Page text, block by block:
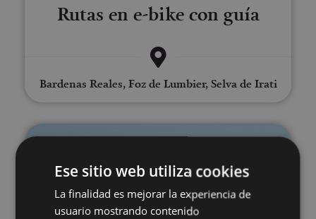
Rutas en e-bike con guía
Bardenas Reales, Foz de Lumbier, Selva de Irati
Ruta 4x4 Bardenas esencial
Ese sitio web utiliza cookies
La finalidad es mejorar la experiencia de
usuario mostrando contenido